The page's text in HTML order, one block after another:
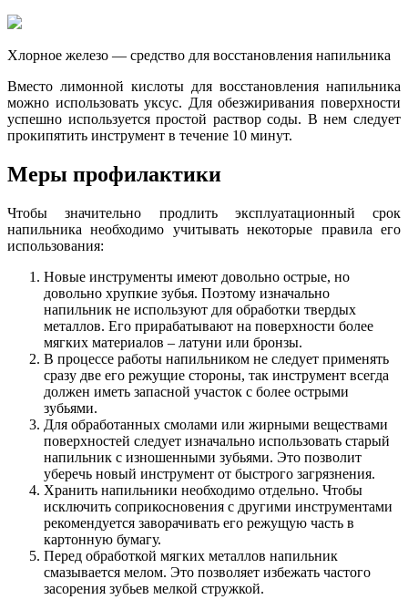
Хлорное железо — средство для восстановления напильника
Вместо лимонной кислоты для восстановления напильника
можно использовать уксус. Для обезжиривания поверхности
успешно используется простой раствор соды. В нем следует
прокипятить инструмент в течение 10 минут.
Меры профилактики
Чтобы значительно продлить эксплуатационный срок
напильника необходимо учитывать некоторые правила его
использования:
Новые инструменты имеют довольно острые, но
довольно хрупкие зубья. Поэтому изначально
напильник не используют для обработки твердых
металлов. Его прирабатывают на поверхности более
мягких материалов – латуни или бронзы.
В процессе работы напильником не следует применять
сразу две его режущие стороны, так инструмент всегда
должен иметь запасной участок с более острыми
зубьями.
Для обработанных смолами или жирными веществами
поверхностей следует изначально использовать старый
напильник с изношенными зубьями. Это позволит
уберечь новый инструмент от быстрого загрязнения.
Хранить напильники необходимо отдельно. Чтобы
исключить соприкосновения с другими инструментами
рекомендуется заворачивать его режущую часть в
картонную бумагу.
Перед обработкой мягких металлов напильник
смазывается мелом. Это позволяет избежать частого
засорения зубьев мелкой стружкой.